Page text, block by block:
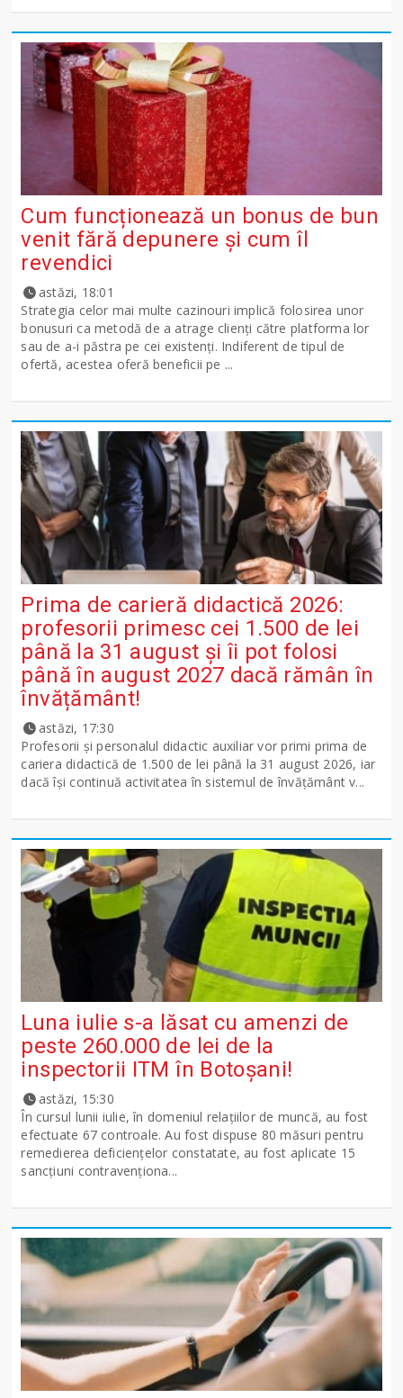
Cum funcționează un bonus de bun
venit fără depunere și cum îl
revendici
astăzi, 18:01
Strategia celor mai multe cazinouri implică folosirea unor
bonusuri ca metodă de a atrage clienți către platforma lor
sau de a-i păstra pe cei existenți. Indiferent de tipul de
ofertă, acestea oferă beneficii pe ...
Prima de carieră didactică 2026:
profesorii primesc cei 1.500 de lei
până la 31 august și îi pot folosi
până în august 2027 dacă rămân în
învățământ!
astăzi, 17:30
Profesorii și personalul didactic auxiliar vor primi prima de
cariera didactică de 1.500 de lei până la 31 august 2026, iar
dacă își continuă activitatea în sistemul de învățământ v...
Luna iulie s-a lăsat cu amenzi de
peste 260.000 de lei de la
inspectorii ITM în Botoșani!
astăzi, 15:30
În cursul lunii iulie, în domeniul relațiilor de muncă, au fost
efectuate 67 controale. Au fost dispuse 80 măsuri pentru
remedierea deficiențelor constatate, au fost aplicate 15
sancţiuni contravenționa...